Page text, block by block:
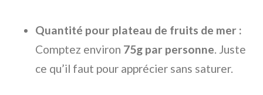
Quantité pour plateau de fruits de mer :
Comptez environ 75g par personne. Juste
ce qu’il faut pour apprécier sans saturer.